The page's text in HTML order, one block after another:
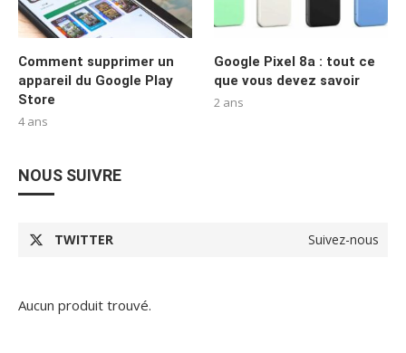
Comment supprimer un
appareil du Google Play
Store
4 ans
Google Pixel 8a : tout ce
que vous devez savoir
2 ans
NOUS SUIVRE
TWITTER Suivez-nous
Aucun produit trouvé.